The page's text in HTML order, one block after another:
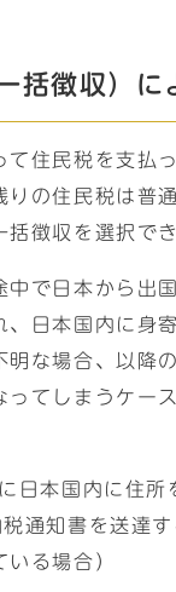
括徴収）に
て住民税を支払
りの住民税は普
括徴収を選択でき
中で日本から出
、日本国内に身
明な場合、以降
ってしまうケー
日本国内に住所
通知書を送達
いる場合）